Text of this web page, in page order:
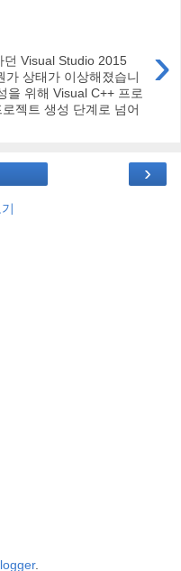
›
던 Visual Studio 2015
상태가 이상해졌습니
을 위해 Visual C++ 프로
젝트 생성 단계로 넘어
›
.